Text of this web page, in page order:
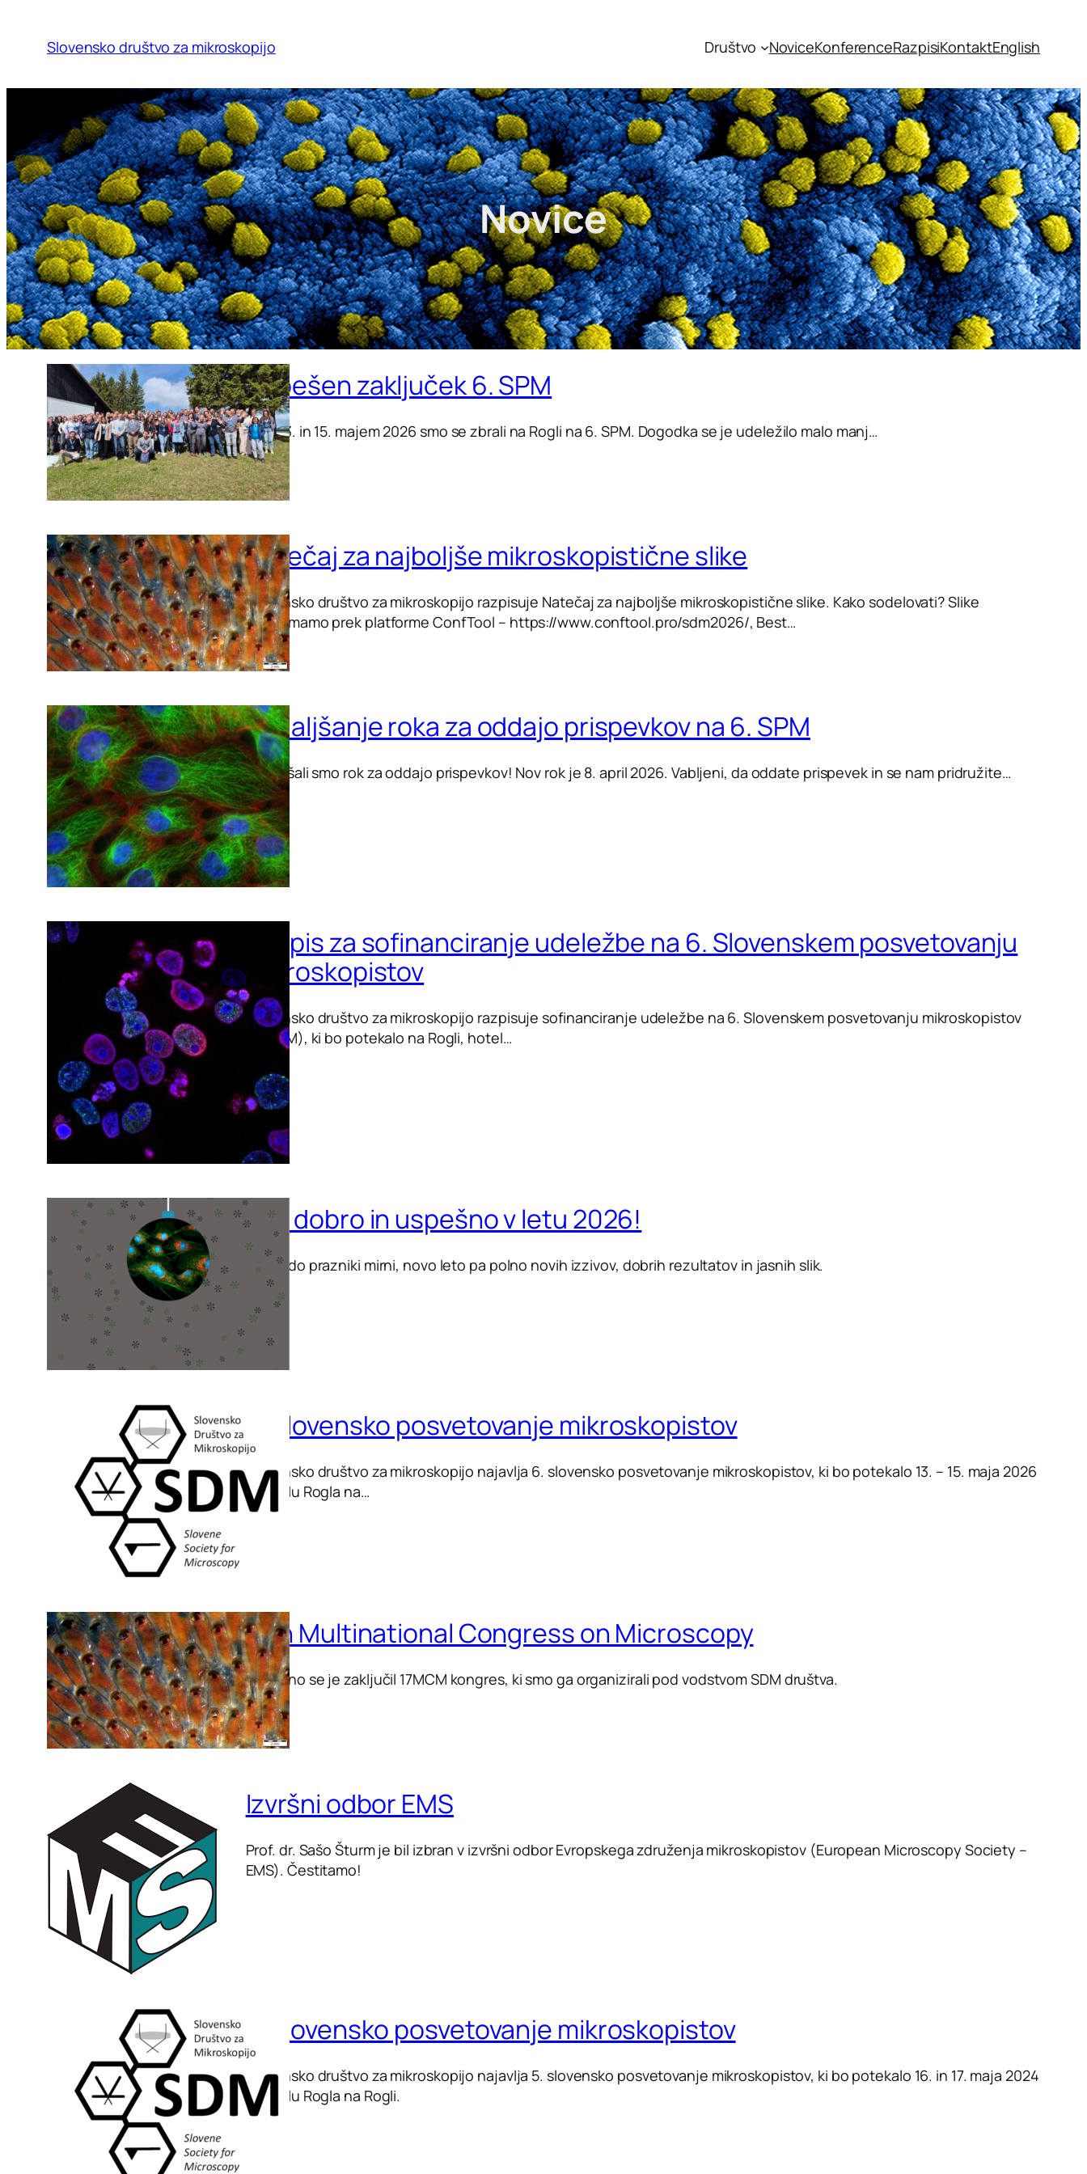
vsebinoSlovensko društvo za mikroskopijo Društvo NoviceKonferenceRazpisiKontaktEnglish
Novice
Uspešen zaključek 6. SPM
Med 13. in 15. majem 2026 smo se zbrali na Rogli na 6. SPM. Dogodka se je udeležilo malo manj…
Natečaj za najboljše mikroskopistične slike
Slovensko društvo za mikroskopijo razpisuje Natečaj za najboljše mikroskopistične slike. Kako sodelovati? Slike
sprejemamo prek platforme ConfTool – https://www.conftool.pro/sdm2026/, Best…
Podaljšanje roka za oddajo prispevkov na 6. SPM
Podaljšali smo rok za oddajo prispevkov! Nov rok je 8. april 2026. Vabljeni, da oddate prispevek in se nam pridružite…
Razpis za sofinanciranje udeležbe na 6. Slovenskem posvetovanju
mikroskopistov
Slovensko društvo za mikroskopijo razpisuje sofinanciranje udeležbe na 6. Slovenskem posvetovanju mikroskopistov
(6. SPM), ki bo potekalo na Rogli, hotel…
Vse dobro in uspešno v letu 2026!
Naj bodo prazniki mirni, novo leto pa polno novih izzivov, dobrih rezultatov in jasnih slik.
6. slovensko posvetovanje mikroskopistov
Slovensko društvo za mikroskopijo najavlja 6. slovensko posvetovanje mikroskopistov, ki bo potekalo 13. – 15. maja 2026
v hotelu Rogla na…
17th Multinational Congress on Microscopy
Uspešno se je zaključil 17MCM kongres, ki smo ga organizirali pod vodstvom SDM društva.
Izvršni odbor EMS
Prof. dr. Sašo Šturm je bil izbran v izvršni odbor Evropskega združenja mikroskopistov (European Microscopy Society –
EMS). Čestitamo!
5. slovensko posvetovanje mikroskopistov
Slovensko društvo za mikroskopijo najavlja 5. slovensko posvetovanje mikroskopistov, ki bo potekalo 16. in 17. maja 2024
v hotelu Rogla na Rogli.